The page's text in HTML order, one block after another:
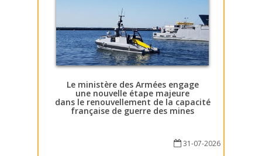
Le ministère des Armées engage
une nouvelle étape majeure
dans le renouvellement de la capacité
française de guerre des mines
31-07-2026